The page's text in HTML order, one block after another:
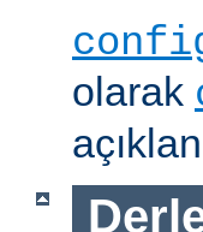
olarak